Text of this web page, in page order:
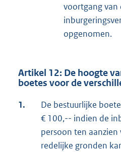
voortgang van
opgenomen.
Artikel 12: De hoogte
boetes voor de
1.
De bestuurlijke
€ 100,-- indien de
persoon ten
redelijke gronden